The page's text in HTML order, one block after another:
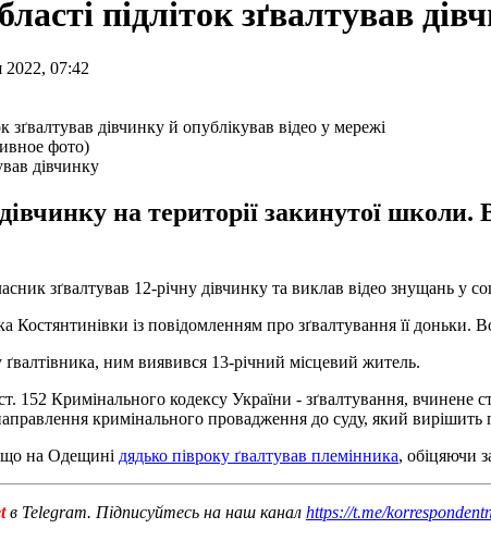
підліток зґвалтував
2022, 07:42
фото)
дівчинку
дівчинку на території закинутої
зґвалтував 12-річну дівчинку та виклав відео знущань у
Костянтинівки із повідомленням про зґвалтування її
ґвалтівника, ним виявився 13-річний місцевий житель.
152 Кримінального кодексу України - зґвалтування,
кримінального провадження до суду, який
що на Одещині дядько півроку ґвалтував племінника, обіцяючи
в Telegram. Підписуйтесь на наш канал https://t.me/